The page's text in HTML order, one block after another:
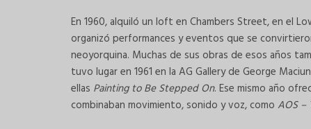
En 1960, alquiló un loft en Chambers Street, en el
organizó performances y eventos que se
neoyorquina. Muchas de sus obras de esos años
tuvo lugar en 1961 en la AG Gallery de George
ellas Painting to Be Stepped On. Ese mismo año
combinaban movimiento, sonido y voz, como AOS –